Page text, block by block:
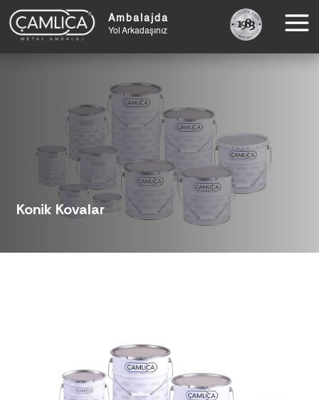
Ambalajda
Yol Arkadaşınız
Konik Kovalar